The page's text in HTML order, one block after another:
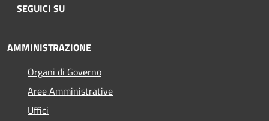
SEGUICI SU
AMMINISTRAZIONE
Organi di Governo
Aree Amministrative
Uffici